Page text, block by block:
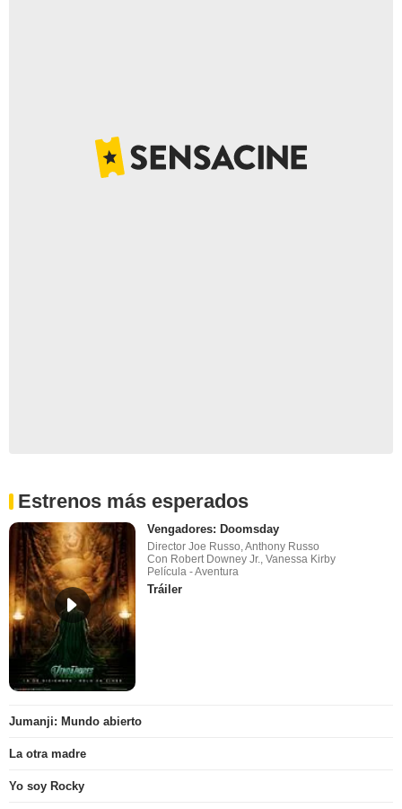
Estrenos más esperados
Vengadores: Doomsday
Director Joe Russo, Anthony Russo
Con Robert Downey Jr., Vanessa Kirby
Película - Aventura
Tráiler
Jumanji: Mundo abierto
La otra madre
Yo soy Rocky